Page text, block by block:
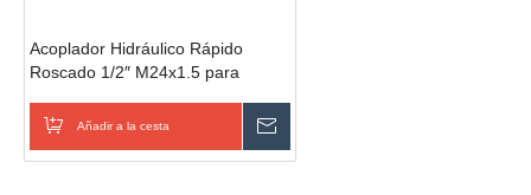
Acoplador Hidráulico Rápido
Roscado 1/2″ M24x1.5 para
(Macho/Hembra/Juego)
Añadir a la cesta